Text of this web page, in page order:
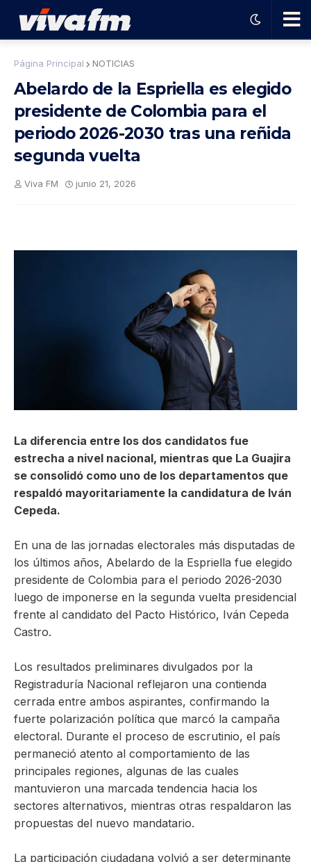
Ha
ble
pro
Página Principal NOTICIAS
Abelardo de la Espriella es elegido
presidente de Colombia para el
periodo 2026-2030 tras una reñida
segunda vuelta
Viva FM junio 21, 2026
La diferencia entre los dos candidatos fue
estrecha a nivel nacional, mientras que La Guajira
se consolidó como uno de los departamentos que
respaldó mayoritariamente la candidatura de Iván
Cepeda.
En una de las jornadas electorales más disputadas de
los últimos años, Abelardo de la Espriella fue elegido
presidente de Colombia para el periodo 2026-2030
luego de imponerse en la segunda vuelta presidencial
frente al candidato del Pacto Histórico, Iván Cepeda
Castro.
Los resultados preliminares divulgados por la
Registraduría Nacional reflejaron una contienda
cerrada entre ambos aspirantes, confirmando la
fuerte polarización política que marcó la campaña
electoral. Durante el proceso de escrutinio, el país
permaneció atento al comportamiento de las
principales regiones, algunas de las cuales
mantuvieron una marcada tendencia hacia los
sectores alternativos, mientras otras respaldaron las
propuestas del nuevo mandatario.
La participación ciudadana volvió a ser determinante